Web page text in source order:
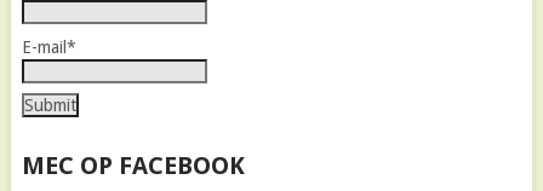
E-mail*
MEC OP FACEBOOK